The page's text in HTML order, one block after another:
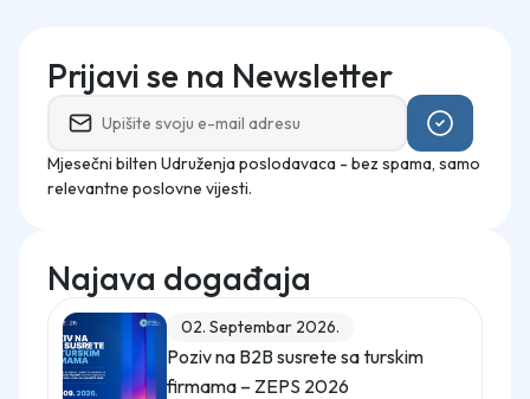
Prijavi se na Newsletter
Mjesečni bilten Udruženja poslodavaca - bez spama, samo
relevantne poslovne vijesti.
Najava događaja
02. Septembar 2026.
Poziv na B2B susrete sa turskim
firmama – ZEPS 2026